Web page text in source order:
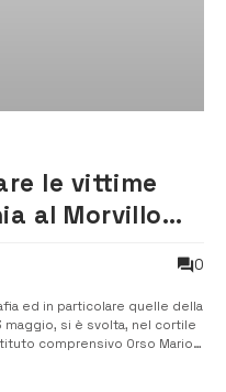
le vittime
al Morvillo
0
ed in particolare quelle della
maggio, si è svolta, nel cortile
comprensivo Orso Mario
loro scort...